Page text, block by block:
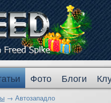
Фото Блоги
→ Автозападло